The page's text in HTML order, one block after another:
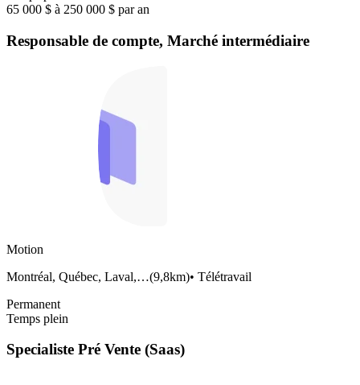
65 000 $ à 250 000 $ par an
Responsable de compte, Marché intermédiaire
Motion
Montréal, Québec, Laval,…(9,8km)• Télétravail
Permanent
Temps plein
Specialiste Pré Vente (Saas)